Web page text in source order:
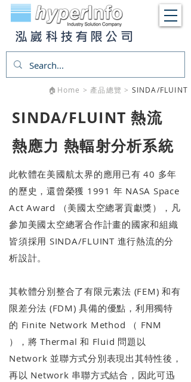
泓崴科技有限公司
🏠​Home > 產品總覽 > SINDA/FLUINT
SINDA/FLUINT 熱流
熱應力 熱輻射分析系統
此軟體在美國航太界的應用已有 40 多年
的歷史，還曾榮獲 1991 年 NASA Space
Act Award （美國太空總署貢獻獎），凡
參加美國太空總署合作計畫的國家和組織
皆須採用 SINDA/FLUINT 進行熱流的分
析設計。
其軟體分別整合了有限元素法 (FEM) 和有
限差分法 (FDM) 具備的優點，利用獨特
的 Finite Network Method （ FNM
），將 Thermal 和 Fluid 問題以
Network 並聯方式分別表現出其特性後，
再以 Network 串聯方式結合，因此可迅